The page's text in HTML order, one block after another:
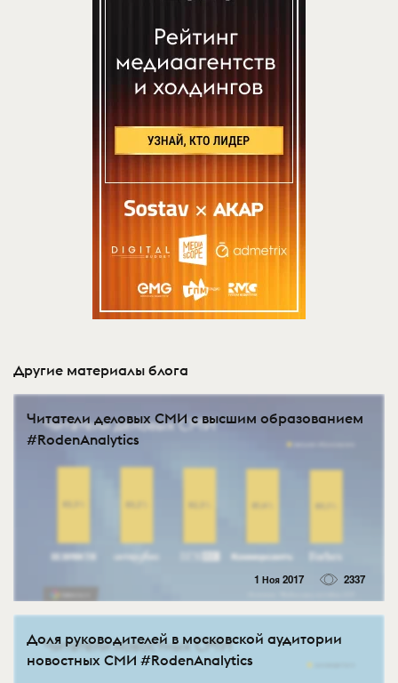
Другие материалы блога
Читатели деловых СМИ с высшим образованием
#RodenAnalytics
1 Ноя 2017 2337
Доля руководителей в московской аудитории
новостных СМИ #RodenAnalytics